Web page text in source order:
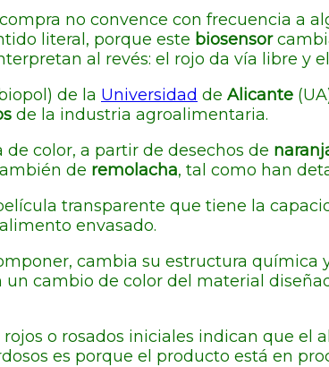
no convence con frecuencia a
literal, porque este biosensor
al revés: el rojo da vía libre y
de la Universidad de Alicante
de la industria agroalimentaria.
color, a partir de desechos de
de remolacha, tal como han
transparente que tiene la
envasado.
cambia su estructura química
cambio de color del material
o rosados iniciales indican que el
es porque el producto está en